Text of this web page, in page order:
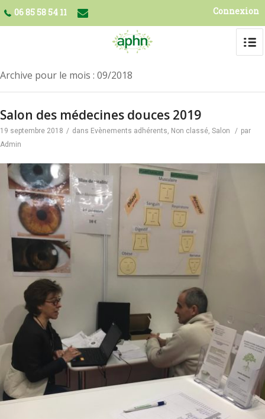
06 85 58 54 11 Connexion
Archive pour le mois : 09/2018
Salon des médecines douces 2019
19 septembre 2018 / dans Evènements adhérents, Non classé, Salon / par
Admin